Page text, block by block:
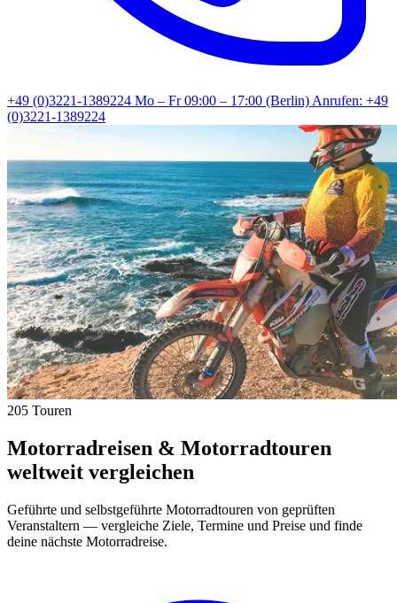
+49 (0)3221-1389224 Mo – Fr 09:00 – 17:00 (Berlin)Anrufen: +49
(0)3221-1389224
205 Touren
Motorradreisen & Motorradtouren
weltweit vergleichen
Geführte und selbstgeführte Motorradtouren von geprüften
Veranstaltern — vergleiche Ziele, Termine und Preise und finde
deine nächste Motorradreise.